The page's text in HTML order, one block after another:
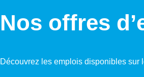
Nos offres
Découvrez les emplois disponibles sur